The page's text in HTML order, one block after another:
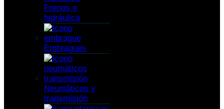
Frenos e
hidráulica
Embragues
Neumáticos y
transmisión